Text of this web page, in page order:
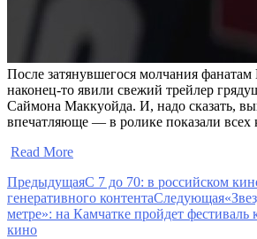
После затянувшегося молчания
наконец-то явили свежий трейлер
Саймона Маккуойда. И, надо сказать,
впечатляюще — в ролике показали всех
Read More
ПредыдущаяС 7 до 70: в российском
генеративного контентаСледующая
метре»: на Камчатке пройдет фестиваль
кино